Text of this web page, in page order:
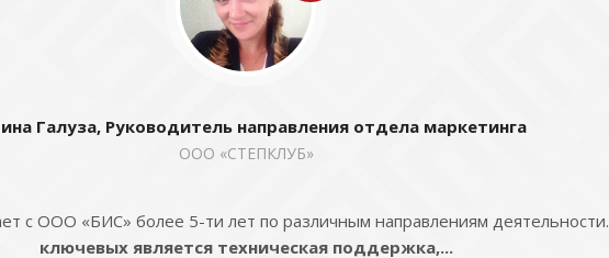
Галуза, Руководитель направления отдела маркетинга
ООО «СТЕПКЛУБ»
с ООО «БИС» более 5-ти лет по различным направлениям деятельности.
ключевых является техническая поддержка,...